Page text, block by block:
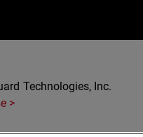
Technologies, Inc.
>